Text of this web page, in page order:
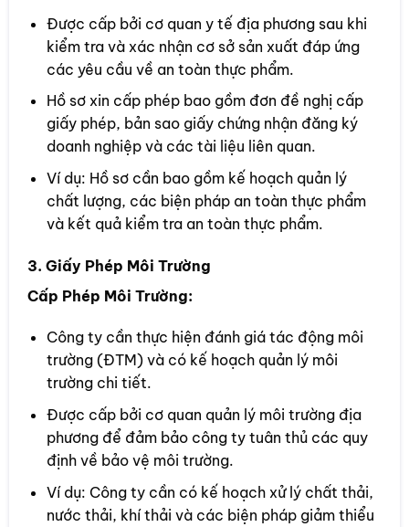
Được cấp bởi cơ quan y tế địa phương sau khi
kiểm tra và xác nhận cơ sở sản xuất đáp ứng
các yêu cầu về an toàn thực phẩm.
Hồ sơ xin cấp phép bao gồm đơn đề nghị cấp
giấy phép, bản sao giấy chứng nhận đăng ký
doanh nghiệp và các tài liệu liên quan.
Ví dụ: Hồ sơ cần bao gồm kế hoạch quản lý
chất lượng, các biện pháp an toàn thực phẩm
và kết quả kiểm tra an toàn thực phẩm.
3. Giấy Phép Môi Trường
Cấp Phép Môi Trường:
Công ty cần thực hiện đánh giá tác động môi
trường (ĐTM) và có kế hoạch quản lý môi
trường chi tiết.
Được cấp bởi cơ quan quản lý môi trường địa
phương để đảm bảo công ty tuân thủ các quy
định về bảo vệ môi trường.
Ví dụ: Công ty cần có kế hoạch xử lý chất thải,
nước thải, khí thải và các biện pháp giảm thiểu